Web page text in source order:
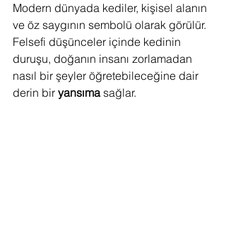
Modern dünyada kediler, kişisel alanın
ve öz saygının sembolü olarak görülür.
Felsefi düşünceler içinde kedinin
duruşu, doğanın insanı zorlamadan
nasıl bir şeyler öğretebileceğine dair
derin bir yansıma sağlar.